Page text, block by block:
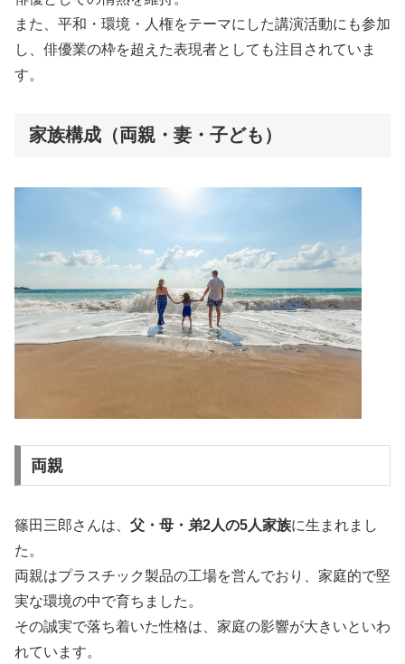
また、平和・環境・人権をテーマにした講演活動にも参加
し、俳優業の枠を超えた表現者としても注目されていま
す。
家族構成（両親・妻・子ども）
両親
篠田三郎さんは、 父・母・弟2人の5人家族に生まれまし
た。
両親はプラスチック製品の工場を営んでおり、家庭的で堅
実な環境の中で育ちました。
その誠実で落ち着いた性格は、家庭の影響が大きいといわ
れています。